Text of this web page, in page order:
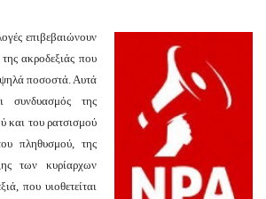
επιβεβαιώνουν
ακροδεξιάς που
ποσοστά. Αυτά
συνδυασμός της
και του ρατσισμού
πληθυσμού, της
των κυρίαρχων
που υιοθετείται